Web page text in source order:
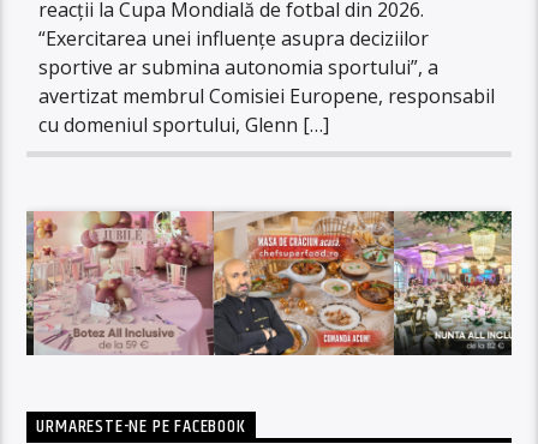
reacţii la Cupa Mondială de fotbal din 2026.
“Exercitarea unei influenţe asupra deciziilor
sportive ar submina autonomia sportului”, a
avertizat membrul Comisiei Europene, responsabil
cu domeniul sportului, Glenn […]
URMARESTE-NE PE FACEBOOK